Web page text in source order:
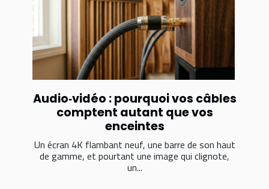
Audio‑vidéo : pourquoi vos câbles
comptent autant que vos
enceintes
Un écran 4K flambant neuf, une barre de son haut
de gamme, et pourtant une image qui clignote,
un...